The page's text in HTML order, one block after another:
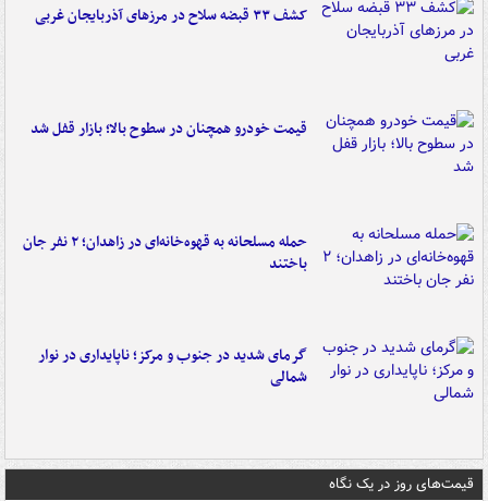
کشف ۳۳ قبضه سلاح در مرزهای آذربایجان غربی
قیمت خودرو همچنان در سطوح بالا؛ بازار قفل شد
حمله مسلحانه به قهوه‌خانه‌ای در زاهدان؛ ۲ نفر جان
باختند
گرمای شدید در جنوب و مرکز؛ ناپایداری در نوار
شمالی
قیمت‌های روز در یک نگاه